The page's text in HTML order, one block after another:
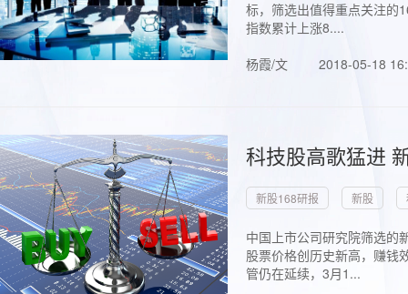
标，筛选出值得重点关注的
指数累计上涨8....
杨霞/文
2018-05-18
科技股高歌猛进
新股168研报 新股
中国上市公司研究院筛选的
股票价格创历史新高，赚钱
管仍在延续，3月1...